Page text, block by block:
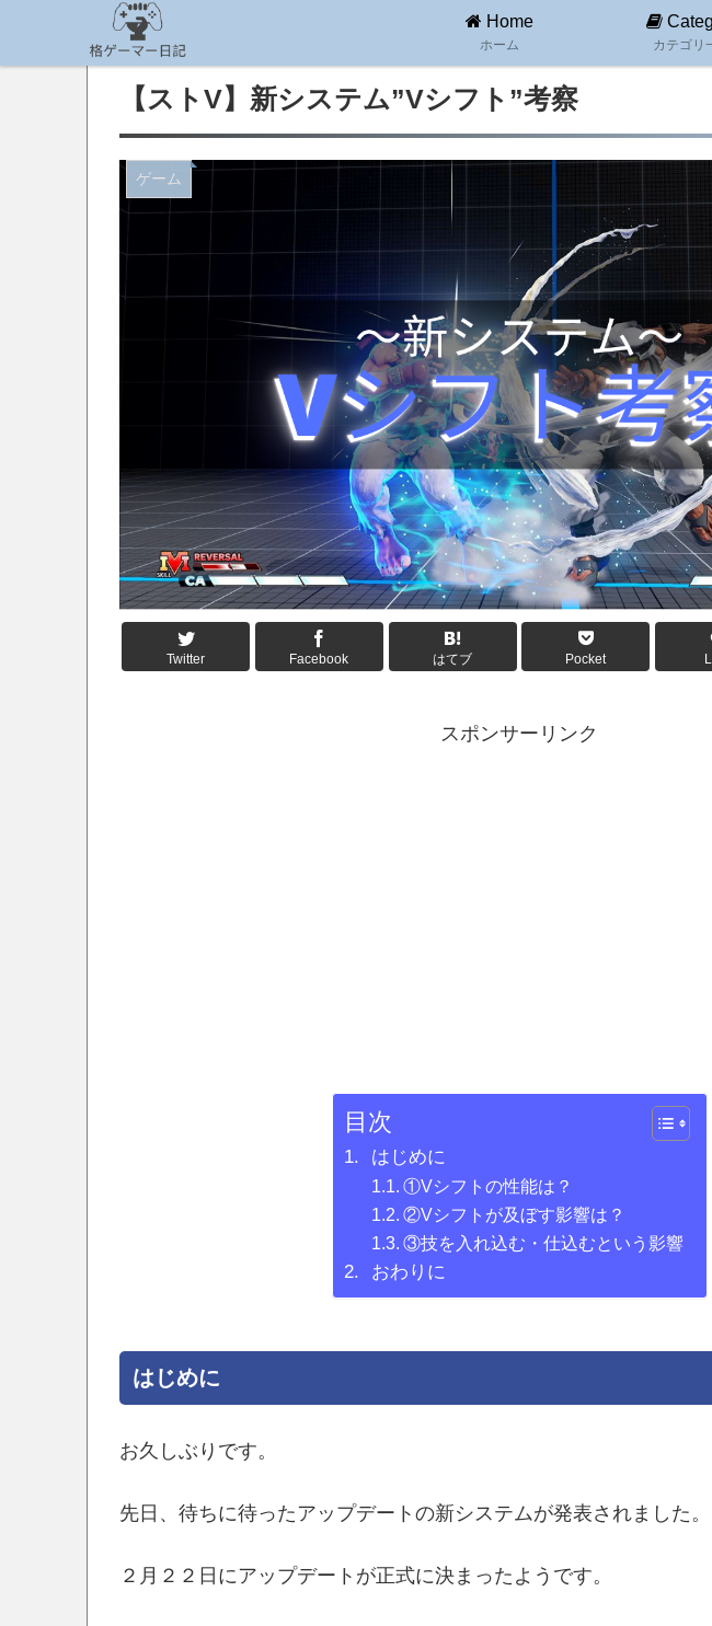
Home
ホーム
カテゴリ
【ストV】新システム”Vシフト”考察
ゲーム
Twitter Facebook はてブ Pocket
スポンサーリンク
目次
はじめに
①Vシフトの性能は？
②Vシフトが及ぼす影響は？
③技を入れ込む・仕込むという影響
おわりに
はじめに
お久しぶりです。
先日、待ちに待ったアップデートの新システムが発表されました。
２月２２日にアップデートが正式に決まったようです。